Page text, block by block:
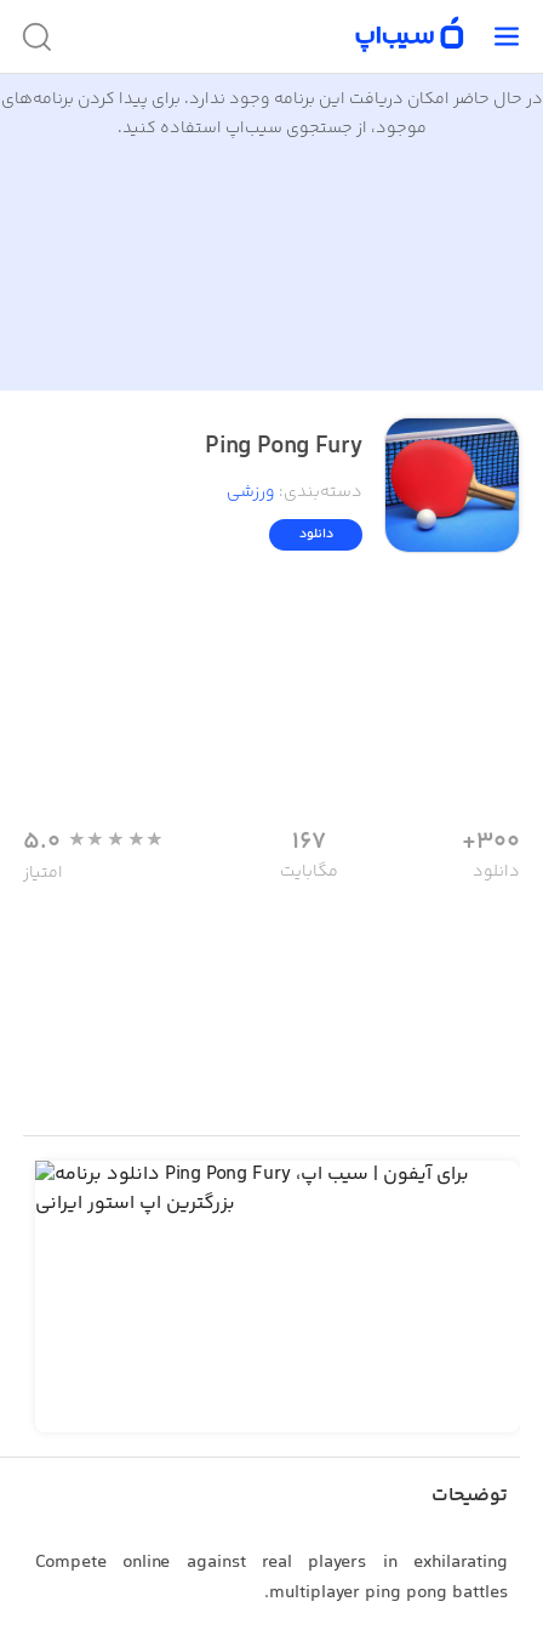
در حال حاضر امکان دریافت این برنامه وجود ندارد. برای پیدا کردن برنامه‌های
موجود، از جستجوی سیب‌اپ استفاده کنید.
Ping Pong Fury
دسته‌بندی: ورزشی
دانلود
300+
دانلود
167
مگابایت
5.0
امتیاز
توضیحات
Compete online against real players in exhilarating
multiplayer ping pong battles.